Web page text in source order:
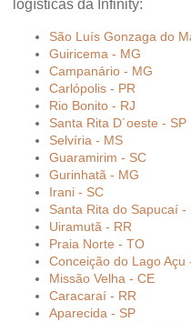
logísticas da Infinity:
São Luís Gonzaga do
Guiricema - MG
Campanário - MG
Carlópolis - PR
Rio Bonito - RJ
Santa Rita D´oeste - SP
Selvíria - MS
Guaramirim - SC
Gurinhatã - MG
Irani - SC
Santa Rita do Sapucaí -
Uiramutã - RR
Praia Norte - TO
Conceição do Lago Açu
Missão Velha - CE
Caracaraí - RR
Aparecida - SP